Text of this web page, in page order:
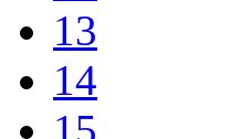
13
14